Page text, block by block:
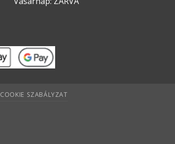
COOKIE SZABÁLYZAT